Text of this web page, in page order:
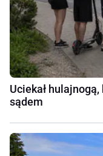
Uciekał
sądem